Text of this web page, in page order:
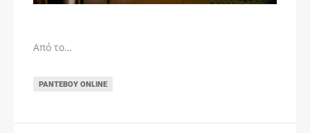
Από το…
ΡΑΝΤΕΒΟΎ ONLINE